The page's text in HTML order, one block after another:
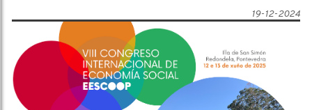
19-12-2024